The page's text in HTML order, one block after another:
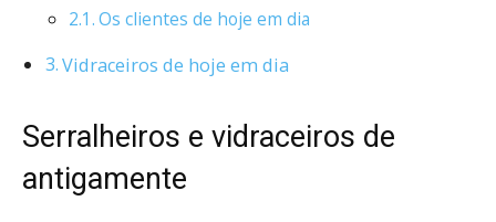
Os clientes de hoje em dia
Vidraceiros de hoje em dia
Serralheiros e vidraceiros de
antigamente